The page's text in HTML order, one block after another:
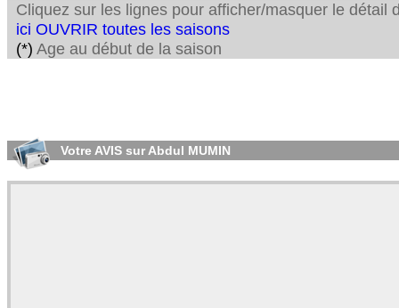
Cliquez sur les lignes pour afficher/masquer le détail
ici OUVRIR toutes les saisons
(*) Age au début de la saison
Votre AVIS sur Abdul MUMIN